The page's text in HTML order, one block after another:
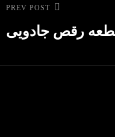
PREV POST
رقص جادویی